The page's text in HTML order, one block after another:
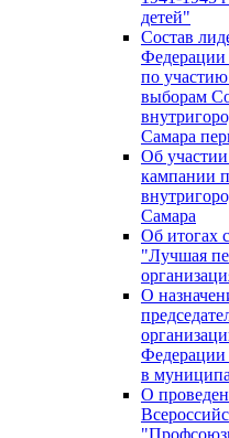
детей"
Состав
Федерации
по
выборам
Самара
Об
кампании
Самара
Об итогах
"Лучшая
О
Федерации
в
О